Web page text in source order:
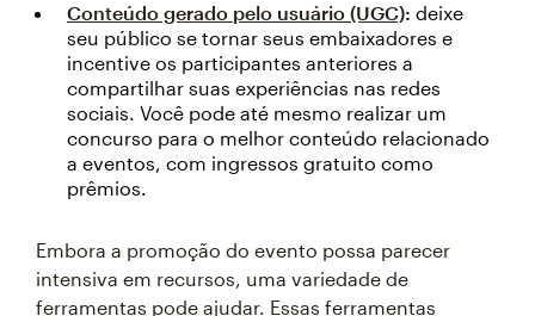
Conteúdo gerado pelo usuário (UGC): deixe
seu público se tornar seus embaixadores e
incentive os participantes anteriores a
compartilhar suas experiências nas redes
sociais. Você pode até mesmo realizar um
concurso para o melhor conteúdo relacionado
a eventos, com ingressos gratuito como
prêmios.
Embora a promoção do evento possa parecer
intensiva em recursos, uma variedade de
ferramentas pode ajudar. Essas ferramentas